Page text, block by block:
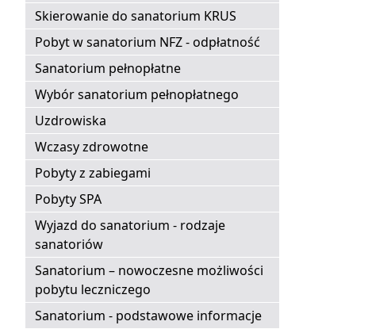
Skierowanie do sanatorium KRUS
Pobyt w sanatorium NFZ - odpłatność
Sanatorium pełnopłatne
Wybór sanatorium pełnopłatnego
Uzdrowiska
Wczasy zdrowotne
Pobyty z zabiegami
Pobyty SPA
Wyjazd do sanatorium - rodzaje
sanatoriów
Sanatorium – nowoczesne możliwości
pobytu leczniczego
Sanatorium - podstawowe informacje